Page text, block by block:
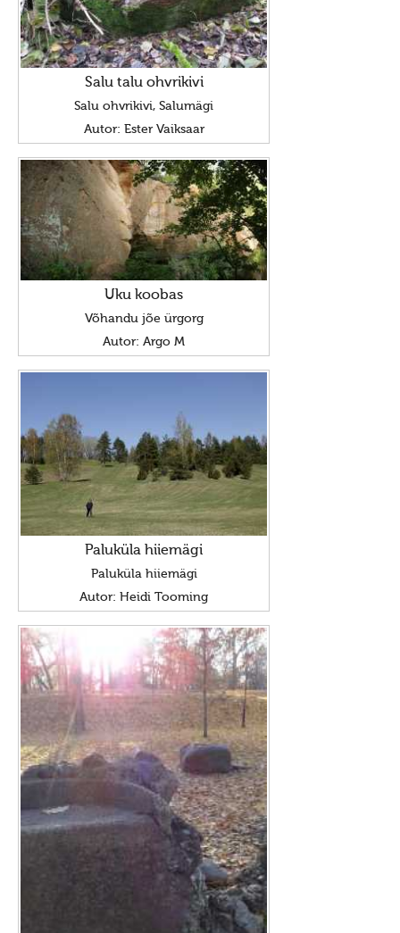
Salu talu ohvrikivi
Salu ohvrikivi, Salumägi
Autor: Ester Vaiksaar
Uku koobas
Võhandu jõe ürgorg
Autor: Argo M
Paluküla hiiemägi
Paluküla hiiemägi
Autor: Heidi Tooming